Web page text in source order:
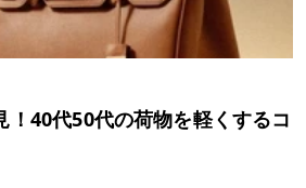
！40代50代の荷物を軽くするコ